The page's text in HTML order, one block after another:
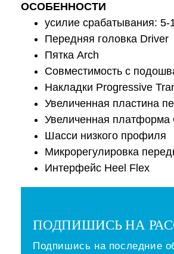
ОСОБЕННОСТИ
усилие срабатывания: 5-
Передняя головка Driver
Пятка Arch
Совместимость с
Накладки Progressive
Увеличенная пластина
Увеличенная платформа
Шасси низкого профиля
Микрорегулировка
Интерфейс Heel Flex
ПОДПИШИСЬ НА
Подпишись на последние